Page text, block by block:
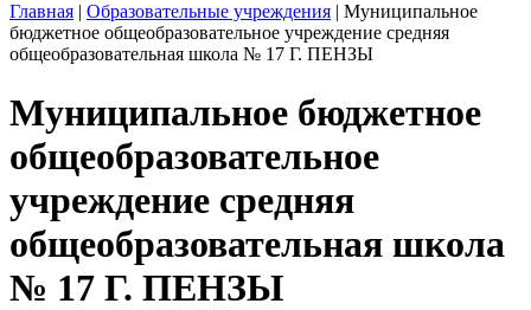
Главная | Образовательные учреждения | Муниципальное
бюджетное общеобразовательное учреждение средняя
общеобразовательная школа № 17 Г. ПЕНЗЫ
Муниципальное бюджетное
общеобразовательное
учреждение средняя
общеобразовательная школа
№ 17 Г. ПЕНЗЫ